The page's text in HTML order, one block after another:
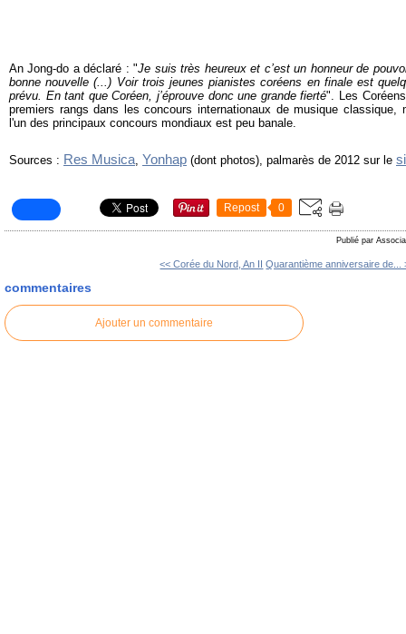
An Jong-do a déclaré : "Je suis très heureux et c’est un honneur de
bonne nouvelle (...) Voir trois jeunes pianistes coréens en finale est
prévu. En tant que Coréen, j’éprouve donc une grande fierté". Les
premiers rangs dans les concours internationaux de musique classique,
l'un des principaux concours mondiaux est peu banale.
Sources : Res Musica, Yonhap (dont photos), palmarès de 2012 sur le
Repost 0
Publié par
<< Corée du Nord, An II Quarantième anniversaire de...
commentaires
Ajouter un commentaire